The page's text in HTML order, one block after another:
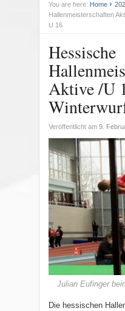
You are here: Home
Hallenmeisterschaften
U 16
Hessische
Aktive /U
Veröffentlicht am 9.
Julian Eufinger
Die hessischen